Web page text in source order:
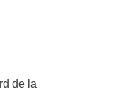
de la